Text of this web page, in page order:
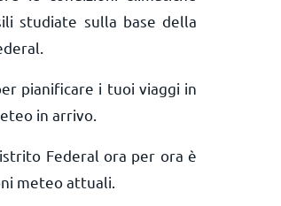
studiate sulla base della
pianificare i tuoi viaggi in
in arrivo.
Federal ora per ora è
meteo attuali.